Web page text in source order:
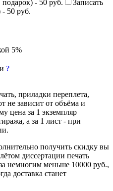
- 50 руб.
Записать
50 руб.
5%
?
приладки переплета,
не зависит от объёма и
цена за 1 экземпляр
а за 1 лист - при
получить скидку вы
диссертации печать
немногим меньше 10000 руб.,
доставка станет